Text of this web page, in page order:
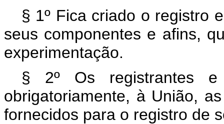
§ 1º Fica criado o registro
seus componentes e afins,
experimentação.
§ 2º Os registrantes e
obrigatoriamente, à União,
fornecidos para o registro de